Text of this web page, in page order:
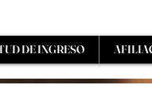
DE INGRESO